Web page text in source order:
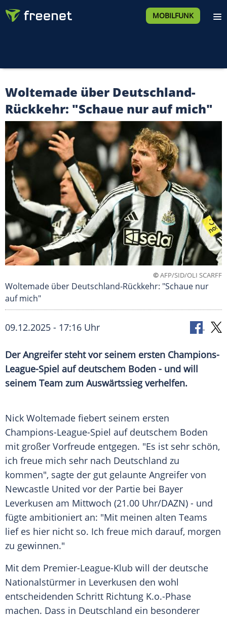
MOBILFUNK
Woltemade über Deutschland-
Rückkehr: "Schaue nur auf mich"
©AFP/SID/OLI SCARFF
Woltemade über Deutschland-Rückkehr: "Schaue nur
auf mich"
09.12.2025 - 17:16 Uhr
Der Angreifer steht vor seinem ersten Champions-
League-Spiel auf deutschem Boden - und will
seinem Team zum Auswärtssieg verhelfen.
Nick Woltemade fiebert seinem ersten
Champions-League-Spiel auf deutschem Boden
mit großer Vorfreude entgegen. "Es ist sehr schön,
ich freue mich sehr nach Deutschland zu
kommen", sagte der gut gelaunte Angreifer von
Newcastle United vor der Partie bei Bayer
Leverkusen am Mittwoch (21.00 Uhr/DAZN) - und
fügte ambitioniert an: "Mit meinen alten Teams
lief es hier nicht so. Ich freue mich darauf, morgen
zu gewinnen."
Mit dem Premier-League-Klub will der deutsche
Nationalstürmer in Leverkusen den wohl
entscheidenden Schritt Richtung K.o.-Phase
machen. Dass in Deutschland ein besonderer